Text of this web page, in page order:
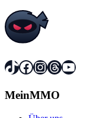
TikTok
Facebook
Instagram
Threads
YouTube
MeinMMO